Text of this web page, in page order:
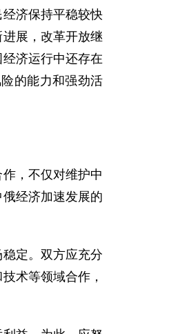
济保持平稳较快
展，改革开放继
济运行中还存在
的能力和强劲活
，不仅对维护中
经济加速发展的
定。双方应充分
术等领域合作，